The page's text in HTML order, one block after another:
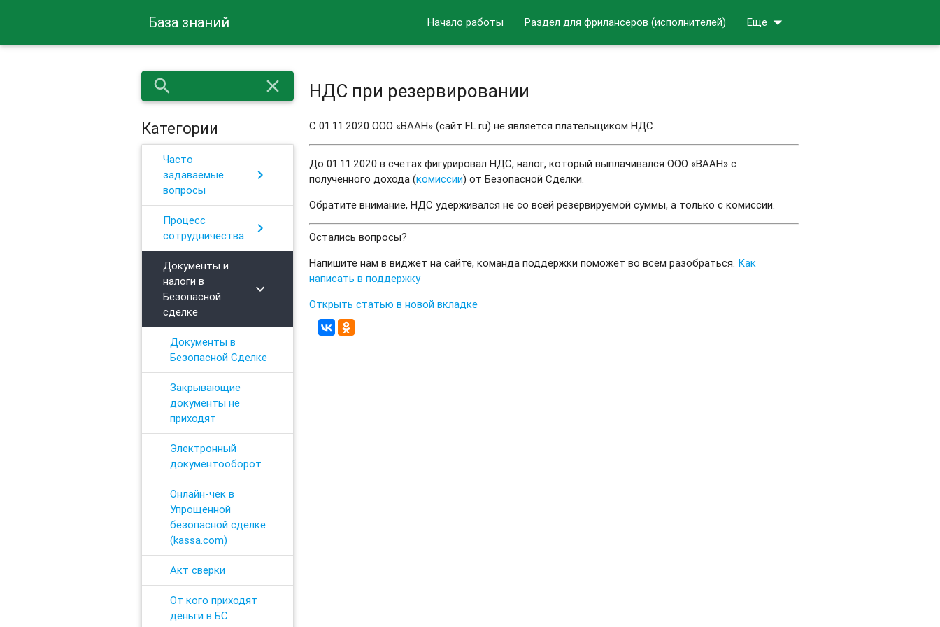
База знаний Начало работы Раздел для фрилансеров (исполнителей) Еще arrow_drop_down
search close
Категории
Часто
задаваемые
вопросы
chevron_right
Процесс
сотрудничества
chevron_right
Документы и
налоги в
Безопасной
сделке
chevron_right
Документы в
Безопасной Сделке
Закрывающие
документы не
приходят
Электронный
документооборот
Онлайн-чек в
Упрощенной
безопасной сделке
(kassa.com)
Акт сверки
От кого приходят
деньги в БС
НДС при резервировании
С 01.11.2020 ООО «ВААН» (сайт FL.ru) не является плательщиком НДС.
До 01.11.2020 в счетах фигурировал НДС, налог, который выплачивался ООО «ВААН» с
полученного дохода (комиссии) от Безопасной Сделки.
Обратите внимание, НДС удерживался не со всей резервируемой суммы, а только с комиссии.
Остались вопросы?
Напишите нам в виджет на сайте, команда поддержки поможет во всем разобраться. Как
написать в поддержку
Открыть статью в новой вкладке